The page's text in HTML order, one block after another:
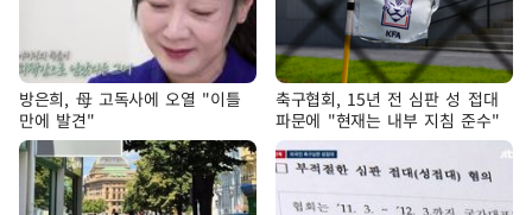
방은희, 母 고독사에 오열 "이틀
만에 발견"
축구협회, 15년 전 심판 성 접대
파문에 "현재는 내부 지침 준수"